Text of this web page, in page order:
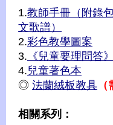
1.教師手冊（附錄
文歌譜）
2.彩色教學圖案
3. 《兒童要理問答
4.兒童著色本
◎ 法蘭絨板教具
相關系列：